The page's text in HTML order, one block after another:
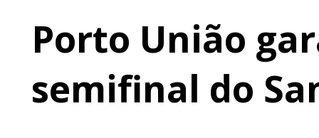
Porto União
semifinal do